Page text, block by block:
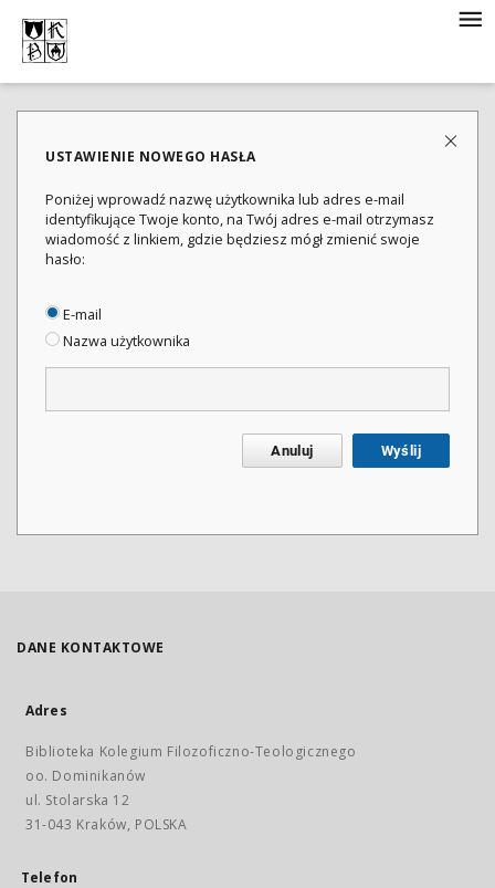
USTAWIENIE NOWEGO HASŁA
Poniżej wprowadź nazwę użytkownika lub adres e-mail
identyfikujące Twoje konto, na Twój adres e-mail otrzymasz
wiadomość z linkiem, gdzie będziesz mógł zmienić swoje
hasło:
E-mail
Nazwa użytkownika
Anuluj Wyślij
DANE KONTAKTOWE
Adres
Biblioteka Kolegium Filozoficzno-Teologicznego
oo. Dominikanów
ul. Stolarska 12
31-043 Kraków, POLSKA
Telefon